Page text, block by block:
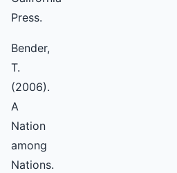
Press.
Bender,
T.
(2006).
A
Nation
among
Nations.